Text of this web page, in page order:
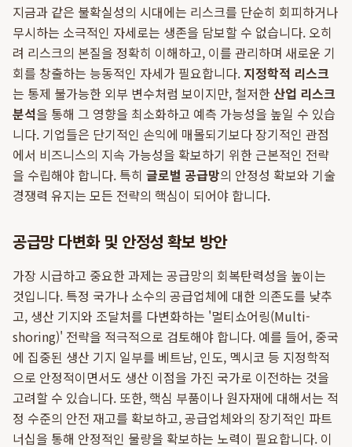
지금과 같은 불확실성의 시대에는 리스크를 단순히 회피하거나
무시하는 소극적인 자세로는 생존을 담보할 수 없습니다. 오히
려 리스크의 본질을 정확히 이해하고, 이를 관리하며 새로운 기
회를 창출하는 능동적인 자세가 필요합니다. 지정학적 리스크
는 통제 불가능한 외부 변수처럼 보이지만, 철저한 산업 리스크
분석을 통해 그 영향을 최소화하고 예측 가능성을 높일 수 있습
니다. 기업들은 단기적인 손익에 매몰되기보다 장기적인 관점
에서 비즈니스의 지속 가능성을 확보하기 위한 근본적인 전략
을 수립해야 합니다. 특히 글로벌 공급망의 안정성 확보와 기술
경쟁력 유지는 모든 전략의 핵심이 되어야 합니다.
공급망 다변화 및 안정성 확보 방안
가장 시급하고 중요한 과제는 공급망의 회복탄력성을 높이는
것입니다. 특정 국가나 소수의 공급업체에 대한 의존도를 낮추
고, 생산 기지와 조달처를 다변화하는 '멀티쇼어링(Multi-
shoring)' 전략을 적극적으로 검토해야 합니다. 예를 들어, 중국
에 집중된 생산 기지 일부를 베트남, 인도, 멕시코 등 지정학적
으로 안정적이면서도 생산 이점을 가진 국가로 이전하는 것을
고려할 수 있습니다. 또한, 핵심 부품이나 원자재에 대해서는 적
정 수준의 안전 재고를 확보하고, 공급업체와의 장기적인 파트
너십을 통해 안정적인 물량을 확보하는 노력이 필요합니다. 이